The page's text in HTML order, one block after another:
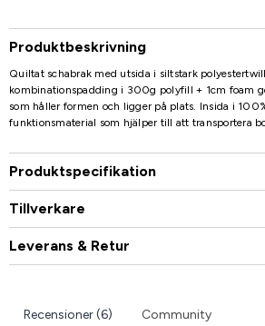
Produktbeskrivning
Quiltat schabrak med utsida i siltstark
kombinationspadding i 300g polyfill + 1cm foam
som håller formen och ligger på plats. Insida i
funktionsmaterial som hjälper till att transportera
Produktspecifikation
Tillverkare
Leverans & Retur
Recensioner (6) Community